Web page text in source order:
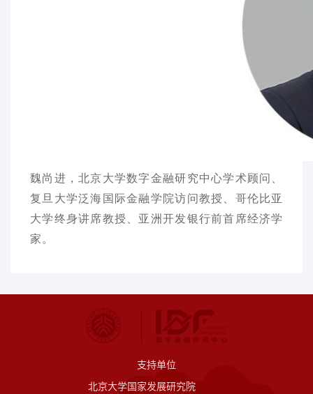
魏尚进，北京大学数字金融研究中心学术顾问、
复旦大学泛海国际金融学院访问教授、哥伦比亚
大学终身讲席教授、亚洲开发银行前首席经济学
家。
支持单位
北京大学国家发展研究院